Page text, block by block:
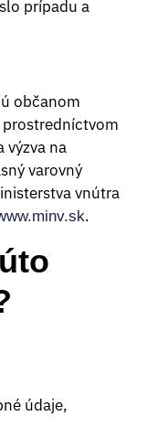
prípadu a
občanom
výzva na
varovný
vnútra
.
údaje,